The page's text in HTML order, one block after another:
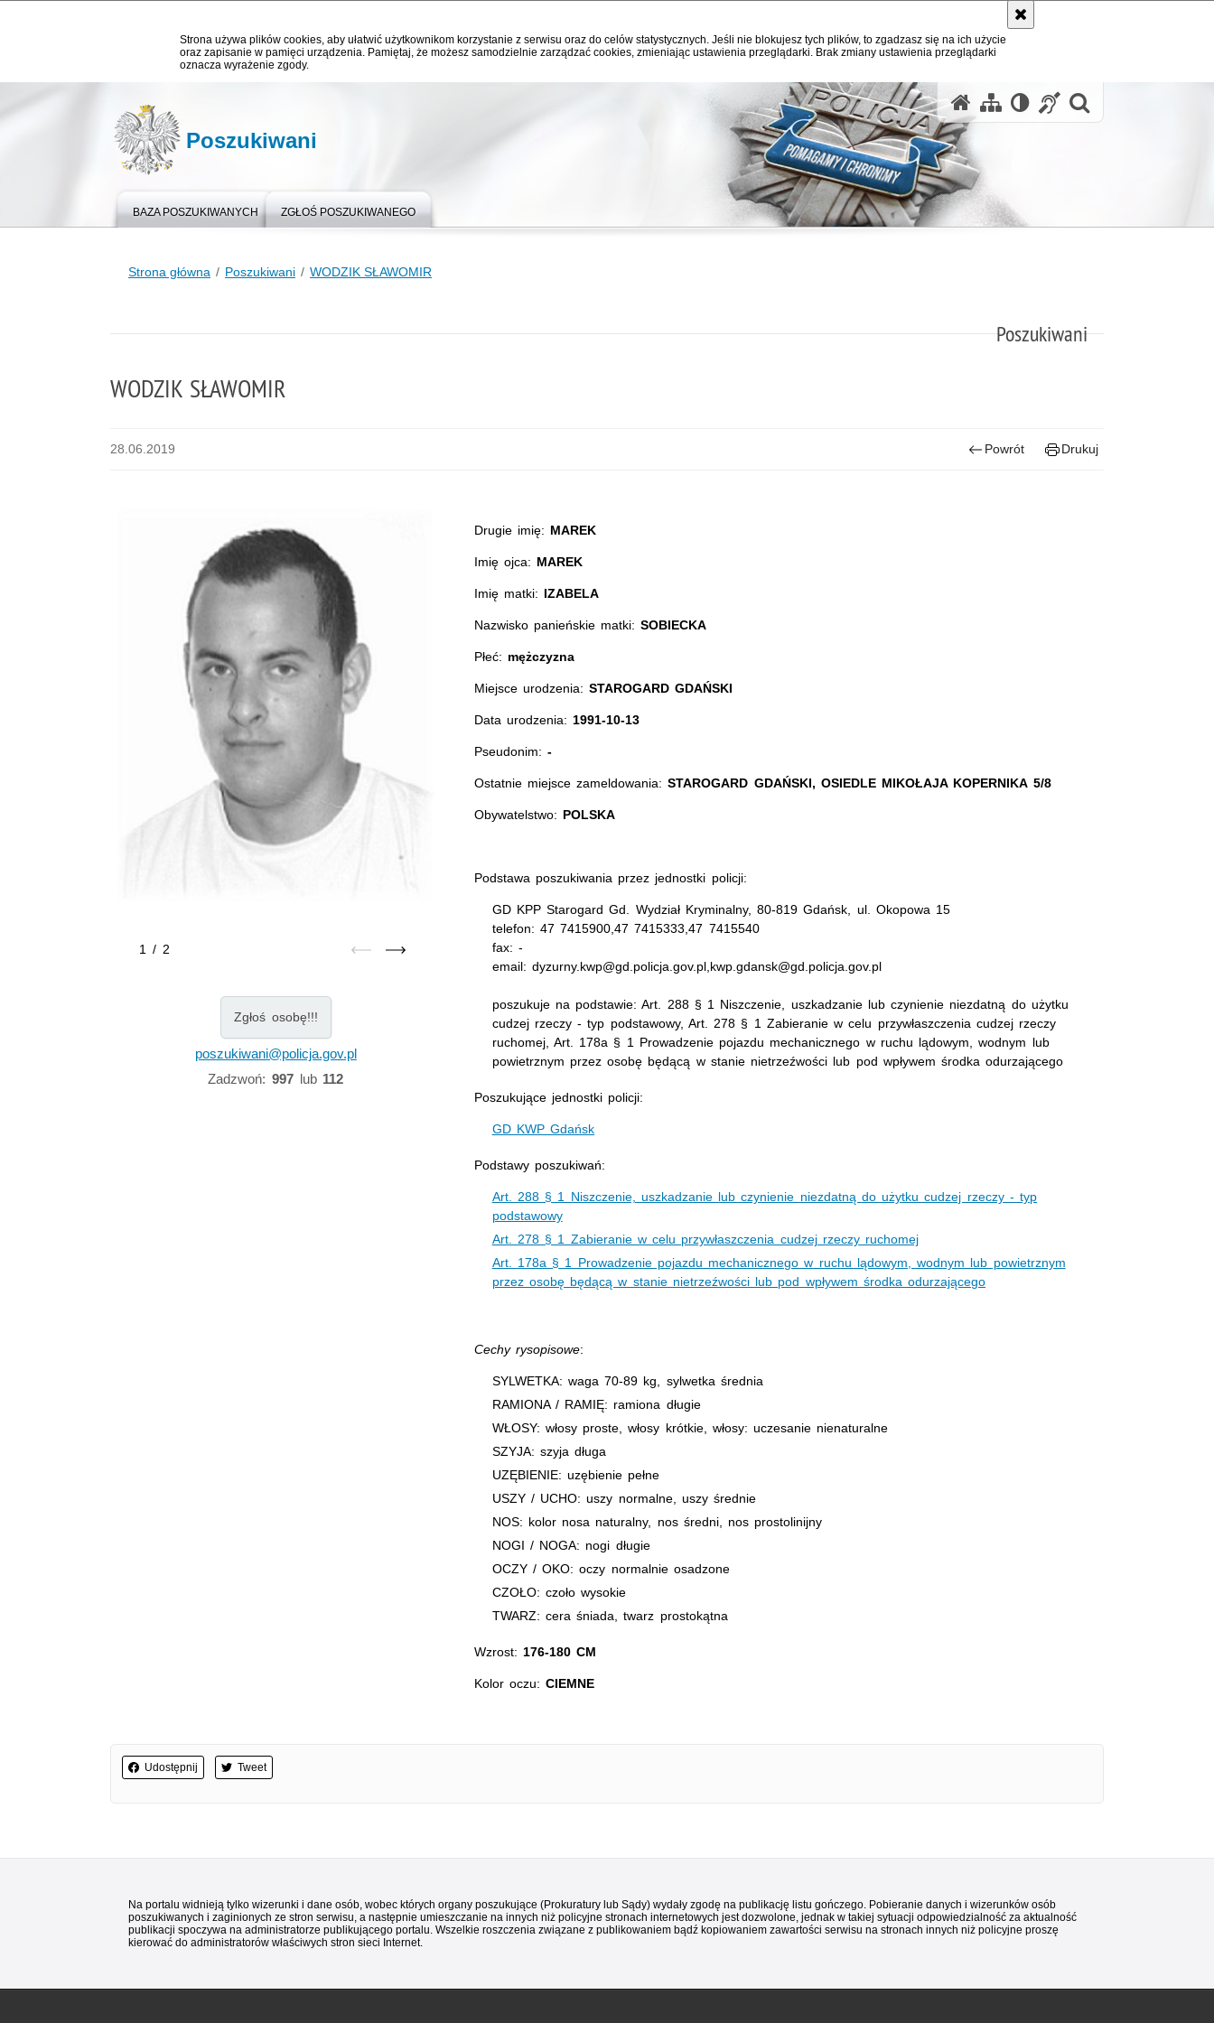
Strona używa plików cookies, aby ułatwić użytkownikom korzystanie z serwisu oraz do celów statystycznych. Jeśli nie blokujesz tych plików, to zgadzasz się na ich użycie
oraz zapisanie w pamięci urządzenia. Pamiętaj, że możesz samodzielnie zarządzać cookies, zmieniając ustawienia przeglądarki. Brak zmiany ustawienia przeglądarki
oznacza wyrażenie zgody.
Poszukiwani
BAZA POSZUKIWANYCH ZGŁOŚ POSZUKIWANEGO
Strona główna Poszukiwani WODZIK SŁAWOMIR
Poszukiwani
WODZIK SŁAWOMIR
28.06.2019 Powrót Drukuj
1 / 2
Zgłoś osobę!!!
poszukiwani@policja.gov.pl
Zadzwoń: 997lub 112
Drugie imię: MAREK
Imię ojca: MAREK
Imię matki: IZABELA
Nazwisko panieńskie matki:SOBIECKA
Płeć: mężczyzna
Miejsce urodzenia:STAROGARD GDAŃSKI
Data urodzenia: 1991-10-13
Pseudonim: -
Ostatnie miejsce zameldowania:STAROGARD GDAŃSKI, OSIEDLE MIKOŁAJA KOPERNIKA 5/8
Obywatelstwo: POLSKA
Podstawa poszukiwania przez jednostki policji:
GD KPP Starogard Gd. Wydział Kryminalny, 80-819 Gdańsk, ul. Okopowa 15
telefon: 47 7415900,47 7415333,47 7415540
fax: -
email: dyzurny.kwp@gd.policja.gov.pl,kwp.gdansk@gd.policja.gov.pl
poszukuje na podstawie: Art. 288 § 1 Niszczenie, uszkadzanie lub czynienie niezdatną do użytku
cudzej rzeczy - typ podstawowy, Art. 278 § 1 Zabieranie w celu przywłaszczenia cudzej rzeczy
ruchomej, Art. 178a § 1 Prowadzenie pojazdu mechanicznego w ruchu lądowym, wodnym lub
powietrznym przez osobę będącą w stanie nietrzeźwości lub pod wpływem środka odurzającego
Poszukujące jednostki policji:
GD KWP Gdańsk
Podstawy poszukiwań:
Art. 288 § 1 Niszczenie, uszkadzanie lub czynienie niezdatną do użytku cudzej rzeczy - typ
podstawowy
Art. 278 § 1 Zabieranie w celu przywłaszczenia cudzej rzeczy ruchomej
Art. 178a § 1 Prowadzenie pojazdu mechanicznego w ruchu lądowym, wodnym lub powietrznym
przez osobę będącą w stanie nietrzeźwości lub pod wpływem środka odurzającego
Cechy rysopisowe:
SYLWETKA: waga 70-89 kg, sylwetka średnia
RAMIONA / RAMIĘ: ramiona długie
WŁOSY: włosy proste, włosy krótkie, włosy: uczesanie nienaturalne
SZYJA: szyja długa
UZĘBIENIE: uzębienie pełne
USZY / UCHO: uszy normalne, uszy średnie
NOS: kolor nosa naturalny, nos średni, nos prostolinijny
NOGI / NOGA: nogi długie
OCZY / OKO: oczy normalnie osadzone
CZOŁO: czoło wysokie
TWARZ: cera śniada, twarz prostokątna
Wzrost: 176-180 CM
Kolor oczu:CIEMNE
Udostępnij Tweet
Na portalu widnieją tylko wizerunki i dane osób, wobec których organy poszukujące (Prokuratury lub Sądy) wydały zgodę na publikację listu gończego. Pobieranie danych i wizerunków osób
poszukiwanych i zaginionych ze stron serwisu, a następnie umieszczanie na innych niż policyjne stronach internetowych jest dozwolone, jednak w takiej sytuacji odpowiedzialność za aktualność
publikacji spoczywa na administratorze publikującego portalu. Wszelkie roszczenia związane z publikowaniem bądź kopiowaniem zawartości serwisu na stronach innych niż policyjne proszę
kierować do administratorów właściwych stron sieci Internet.